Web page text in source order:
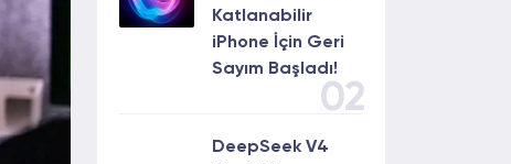
Katlanabilir
iPhone İçin Geri
Sayım Başladı!
02
DeepSeek V4